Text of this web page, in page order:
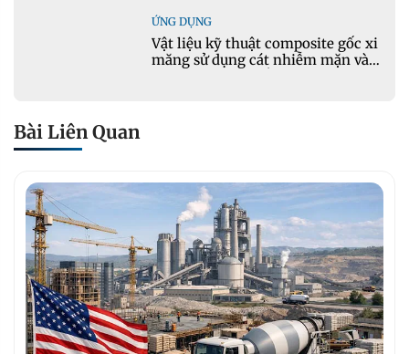
ỨNG DỤNG
Vật liệu kỹ thuật composite gốc xi
măng sử dụng cát nhiễm mặn và
Bài Liên Quan